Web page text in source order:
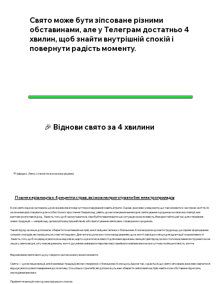
Свято може бути зіпсоване різними
обставинами, але у Телеграм достатньо 4
хвилин, щоб знайти внутрішній спокій і
повернути радість моменту.
🎉 Віднови свято за 4 хвилини
💛 Швидко. Легко. І з ясністю в кожному рішенні.
Повне керівництво: 4 рецепти страв, які можна приготувати без електроприладів
Коли свято йде не за планом, це може викликати відчуття розчарування і навіть втрати. Однак, важливо усвідомити, що такі моменти є частиною життя, і їх
можна використовувати для особистісного зростання. Наприклад, уявіть, що ви планували великоднє святкування з родиною на свіжому повітрі, але
раптово розпочався дощ. Замість того, щоб засмучуватися, спробуйте перетворити цю ситуацію на можливість. Використайте цей час для створення
нових традицій — наприклад, організуйте внутрішній пікнік або приготування святкових страв разом з родиною.
Такий підхід не лише допомагає зберегти позитивний настрій, але й зміцнює зв’язки з близькими. Коли ви разом долаєте труднощі, це сприяє формуванню
сильних спогадів, які залишаться у пам'яті надовго. Для читача це може стати нагадуванням, що в житті завжди є місце для адаптації та креативності.
Замість того, щоб зосереджуватися на недоліках, варто шукати можливості для нових вражень і емоцій. Цей підхід може стати важливим інструментом не
лише у святкові дні, а й у повсякденному житті, де уміння змінювати перспективу і приймати нові виклики може суттєво поліпшити якість життя.
Відновлення святкового духу: секрети заспокоєння у важкі моменти
Свята — це не лише емоції, але й маленькі традиції, які ми створюємо з близькими. Коли щось йде не так, і здається, що свято зіпсоване, важливо навчитися
відшукувати шляхи повернення до позитиву. Ось кілька стратегій, які допоможуть вам зберегти святковий настрій, навіть коли обставини підносять
несподівані виклики.
Прийняття емоцій: ключ до внутрішнього спокою